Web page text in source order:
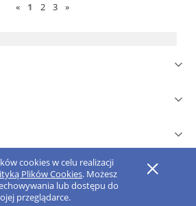
cookies w celu realizacji
Plików Cookies. Możesz
lub dostępu do
przeglądarce.
« 1 2 3 »
pełną wersję strony
internetowy Shoper.pl